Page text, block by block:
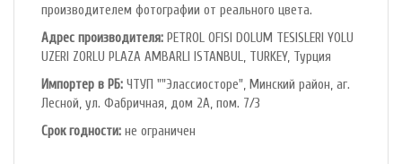
производителем фотографии от реального цвета.
Адрес производителя: PETROL OFlSl DOLUM TESISLERI YOLU
UZERI ZORLU PLAZA AMBARLI ISTANBUL, TURKEY, Турция
Импортер в РБ: ЧТУП ""Элассиосторе", Минский район, аг.
Лесной, ул. Фабричная, дом 2А, пом. 7/3
Срок годности: не ограничен